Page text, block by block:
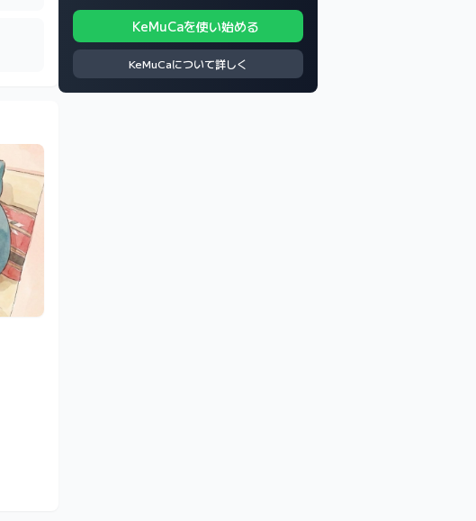
KeMuCaを使い始める
KeMuCaについて詳しく